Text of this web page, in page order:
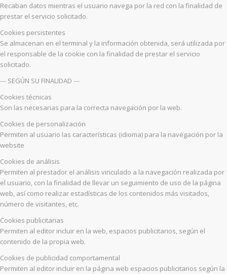
Recaban datos mientras el usuario navega por la red con la finalidad de
prestar el servicio solicitado.
Cookies persistentes
Se almacenan en el terminal y la información obtenida, será utilizada por
el responsable de la cookie con la finalidad de prestar el servicio
solicitado.
--- SEGÚN SU FINALIDAD ---
Cookies técnicas
Son las necesarias para la correcta navegación por la web.
Cookies de personalización
Permiten al usuario las características (idioma) para la navegación por la
website
Cookies de análisis
Permiten al prestador el análisis vinculado a la navegación realizada por
el usuario, con la finalidad de llevar un seguimiento de uso de la página
web, así como realizar estadísticas de los contenidos más visitados,
número de visitantes, etc.
Cookies publicitarias
Permiten al editor incluir en la web, espacios publicitarios, según el
contenido de la propia web.
Cookies de publicidad comportamental
Permiten al editor incluir en la página web espacios publicitarios según la